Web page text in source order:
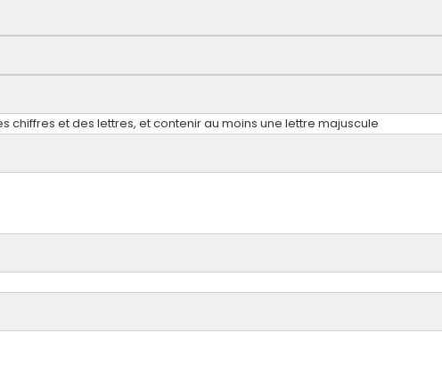
et des lettres, et contenir au moins une lettre majuscule